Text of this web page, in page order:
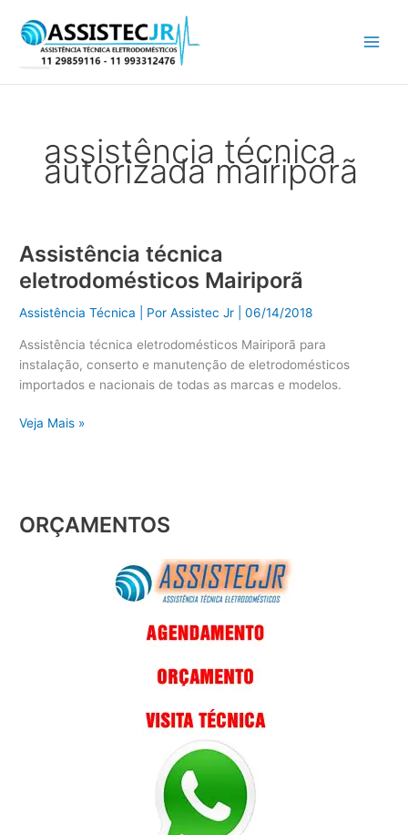
para
conteúdo
assistência técnica
autorizada mairiporã
Assistência técnica
eletrodomésticos Mairiporã
Assistência Técnica | PorAssistec Jr |06/14/2018
Assistência técnica eletrodomésticos Mairiporã para
instalação, conserto e manutenção de eletrodomésticos
importados e nacionais de todas as marcas e modelos.
Assistência
técnica
eletrodomésticos
Mairiporã
Veja Mais »
ORÇAMENTOS